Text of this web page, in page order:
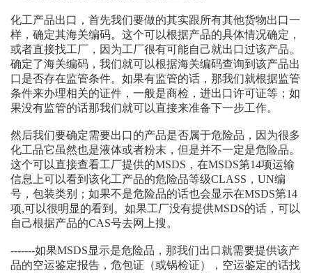
化工产品出口，首先我们要做的其实跟所有其他货物出口一
样，确定其海关编码。这个可以根据产品的具体情况确定，
或者直接找工厂，因为工厂很有可能自己就出口过该产品。
确定了海关编码，我们就可以根据海关编码查询到该产品出
口是否存在监管条件。如果有监管的话，那我们就根据监管
条件来办理相关的证件，一般是商检，进出口许可证等；如
果没有监管的话那我们就可以直接来准备下一步工作。
然后我们要确定需要出口的产品是否属于危险品，因为很多
化工品它虽然也是液体或者粉末，但是并不一定是危险品。
这个可以直接查看工厂提供的MSDS，在MSDS第14项运输
信息上可以看到该化工产品的危险品等级CLASS，UN编
号，包装类别；如果不是危险品的话也会显示在MSDS第14
项,可以很明显的看到。如果工厂没有提供MSDS的话，可以
自己根据产品的CAS号去网上搜。
-------如果MSDS显示是危险品，那我们出口就需要提供该产
品的空运鉴定报告，危包证（或锅检证），空运鉴定的话找